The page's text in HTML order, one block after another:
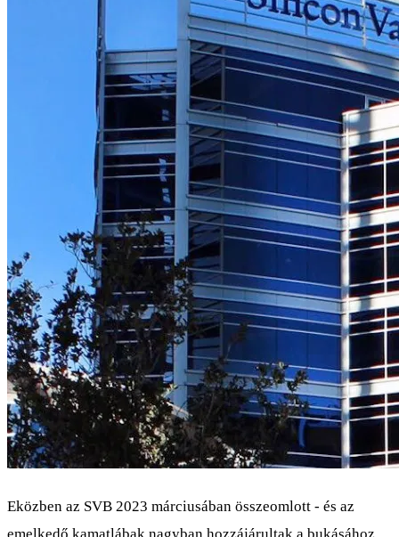
Eközben az SVB 2023 márciusában összeomlott - és az